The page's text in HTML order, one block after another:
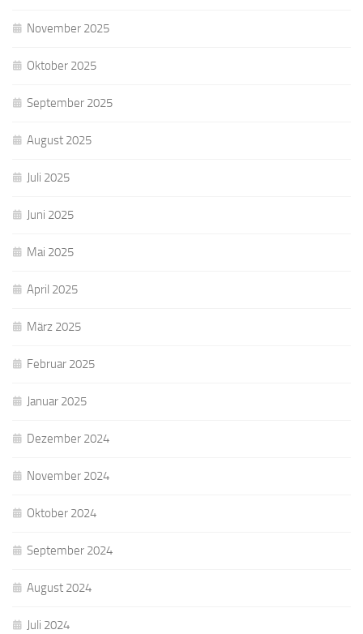
November 2025
Oktober 2025
September 2025
August 2025
Juli 2025
Juni 2025
Mai 2025
April 2025
März 2025
Februar 2025
Januar 2025
Dezember 2024
November 2024
Oktober 2024
September 2024
August 2024
Juli 2024